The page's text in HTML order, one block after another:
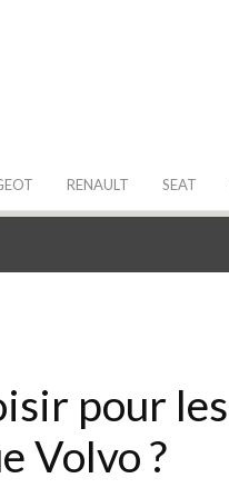
RENAULT SEAT
pour les
Volvo ?